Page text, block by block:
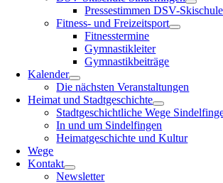
Pressestimmen DSV-
Fitness- und Freizeitsport
Fitnesstermine
Gymnastikleiter
Gymnastikbeiträge
Kalender
Die nächsten Veranstaltungen
Heimat und Stadtgeschichte
Stadtgeschichtliche Wege
In und um Sindelfingen
Heimatgeschichte und Kultur
Wege
Kontakt
Newsletter